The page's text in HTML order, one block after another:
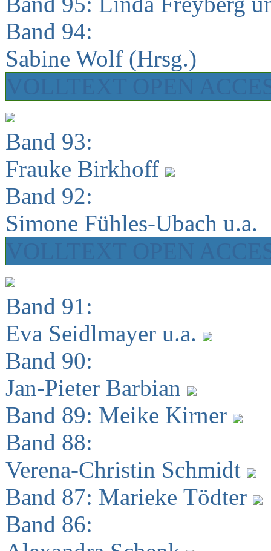
Band 94:
Sabine Wolf (Hrsg.)
Band 93:
Frauke Birkhoff
Band 92:
Simone Fühles-Ubach u.a.
Band 91:
Eva Seidlmayer u.a.
Band 90:
Jan-Pieter Barbian
Band 89: Meike Kirner
Band 88:
Verena-Christin Schmidt
Band 87: Marieke Tödter
Band 86: